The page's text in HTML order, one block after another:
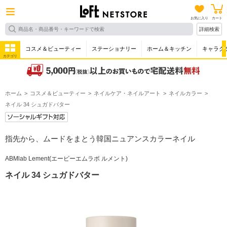
お気に入り カート
詳細検索
カテゴリ
コスメ＆ビューティー ステーショナリー ホーム＆キッチン キャラク
ホーム コスメ＆ビューティー ネイルケア・ネイルアート
ネイルカラー
ネイル 34 シュガドバター
指先から、ムードをまとう韓国ニュアンスカラーネイル
ABMlab Lement(エービーエムラボ ルメント)
ネイル 34 シュガドバター